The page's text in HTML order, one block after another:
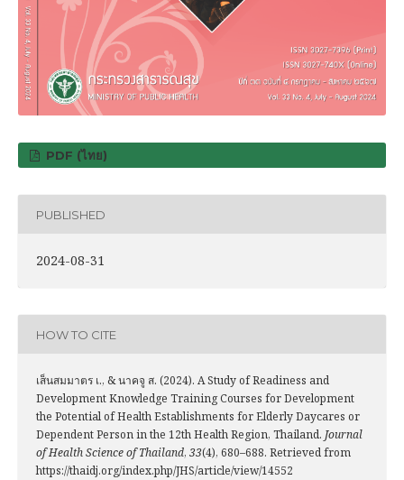
PDF (ไทย)
PUBLISHED
2024-08-31
HOW TO CITE
เส็นสมมาตร เ., & นาคจู ส. (2024). A Study of Readiness and
Development Knowledge Training Courses for Development
the Potential of Health Establishments for Elderly Daycares or
Dependent Person in the 12th Health Region, Thailand. Journal
of Health Science of Thailand, 33(4), 680–688. Retrieved from
https://thaidj.org/index.php/JHS/article/view/14552